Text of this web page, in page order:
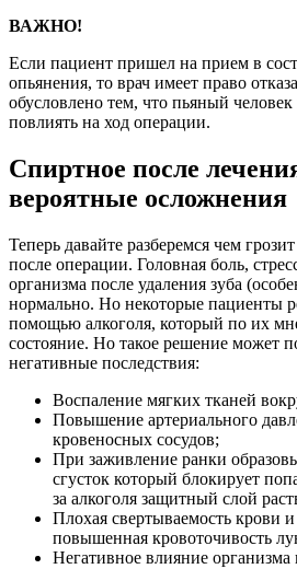
ВАЖНО!
Если пациент пришел на прием в
опьянения, то врач имеет право
обусловлено тем, что пьяный
повлиять на ход операции.
Спиртное после
вероятные осложнения
Теперь давайте разберемся чем
после операции. Головная боль,
организма после удаления зуба
нормально. Но некоторые пациенты
помощью алкоголя, который по их
состояние. Но такое решение может
негативные последствия:
Воспаление мягких тканей
Повышение артериального
кровеносных сосудов;
При заживление ранки
сгусток который блокирует
за алкоголя защитный слой
Плохая свертываемость крови и
повышенная кровоточивость
Негативное влияние